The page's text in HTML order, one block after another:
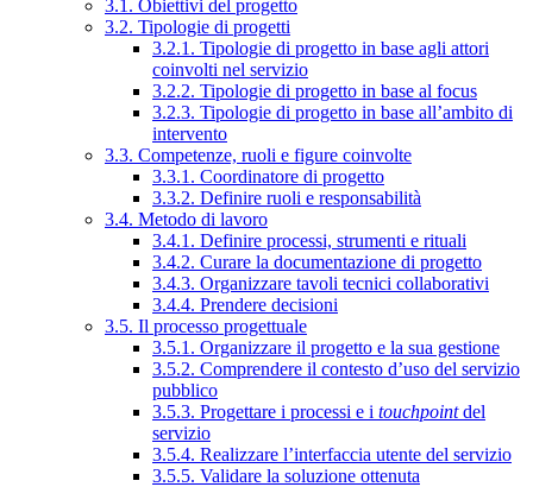
3.1. Obiettivi del progetto
3.2. Tipologie di progetti
3.2.1. Tipologie di progetto in base agli attori
coinvolti nel servizio
3.2.2. Tipologie di progetto in base al focus
3.2.3. Tipologie di progetto in base all’ambito di
intervento
3.3. Competenze, ruoli e figure coinvolte
3.3.1. Coordinatore di progetto
3.3.2. Definire ruoli e responsabilità
3.4. Metodo di lavoro
3.4.1. Definire processi, strumenti e rituali
3.4.2. Curare la documentazione di progetto
3.4.3. Organizzare tavoli tecnici collaborativi
3.4.4. Prendere decisioni
3.5. Il processo progettuale
3.5.1. Organizzare il progetto e la sua gestione
3.5.2. Comprendere il contesto d’uso del servizio
pubblico
3.5.3. Progettare i processi e i touchpointdel
servizio
3.5.4. Realizzare l’interfaccia utente del servizio
3.5.5. Validare la soluzione ottenuta